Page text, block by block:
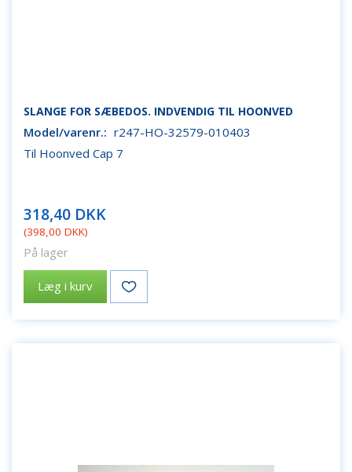
SLANGE FOR SÆBEDOS. INDVENDIG TIL HOONVED
Model/varenr.: r247-HO-32579-010403
Til Hoonved Cap 7
318,40 DKK
(398,00 DKK)
På lager
Læg i kurv